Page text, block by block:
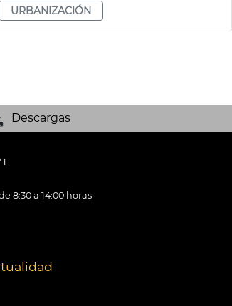
URBANIZACIÓN
Descargas
8:30 a 14:00 horas